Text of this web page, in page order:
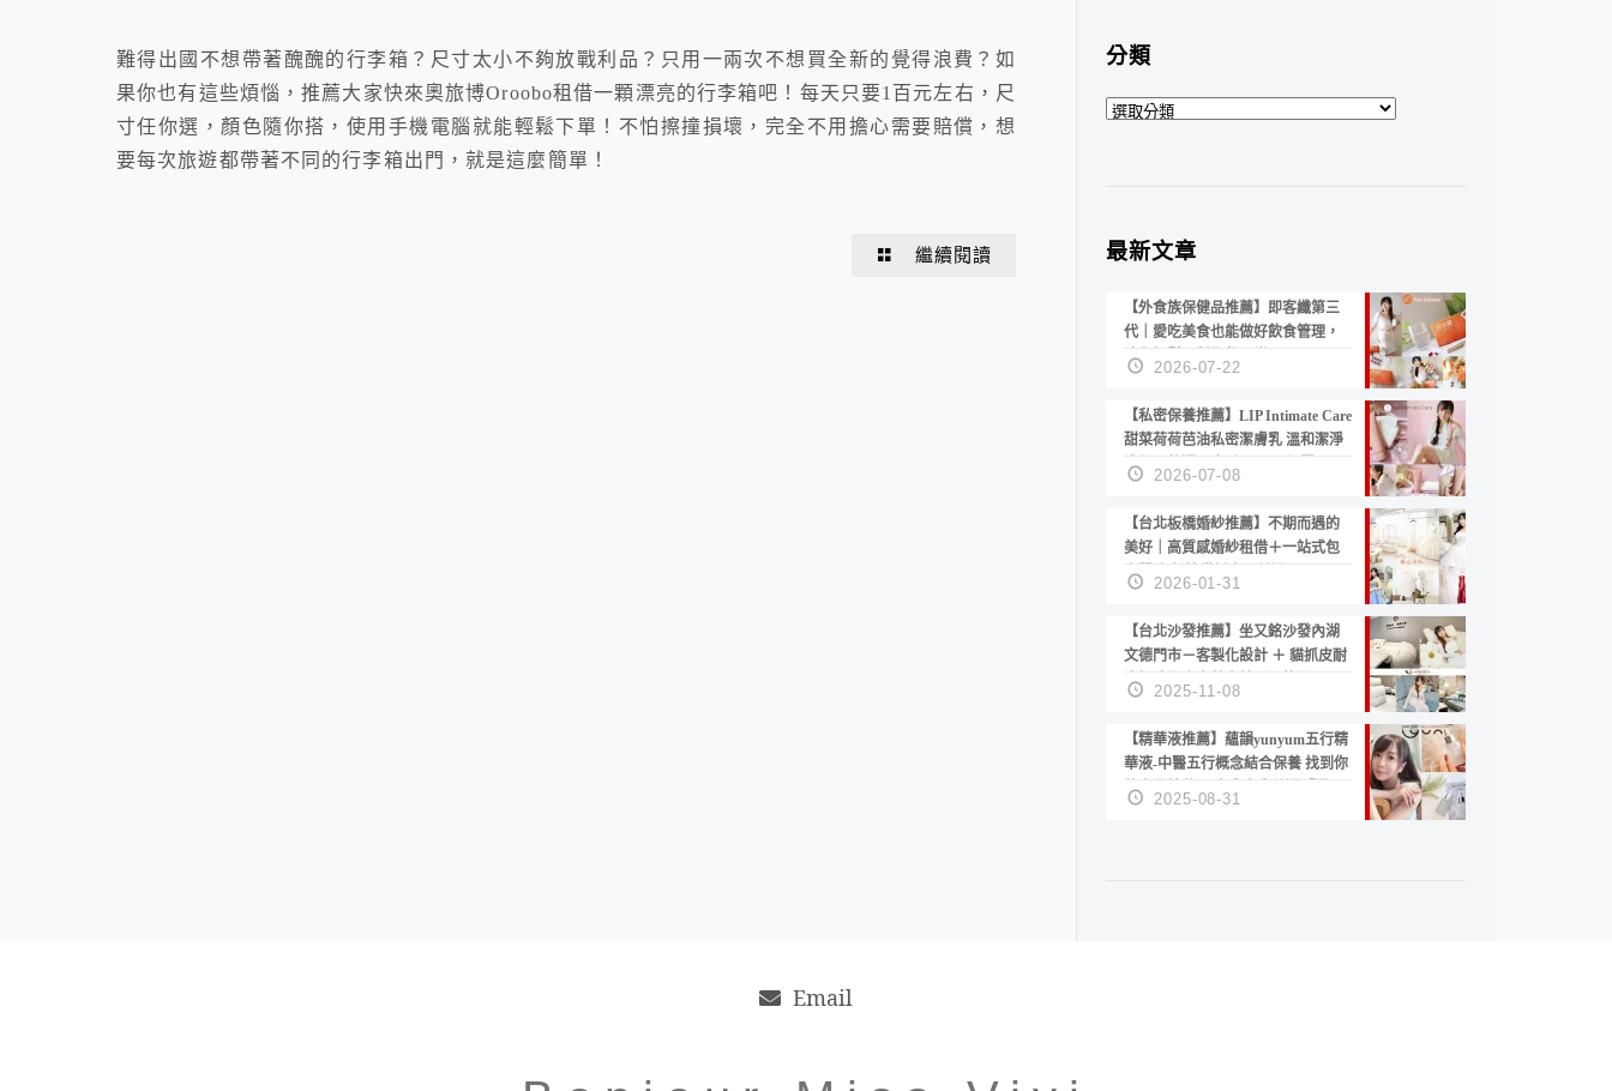
難得出國不想帶著醜醜的行李箱？尺寸太小不夠放戰利品？只用一兩次不想買全新的覺得浪費？如
果你也有這些煩惱，推薦大家快來奧旅博Oroobo租借一顆漂亮的行李箱吧！每天只要1百元左右，尺
寸任你選，顏色隨你搭，使用手機電腦就能輕鬆下單！不怕擦撞損壞，完全不用擔心需要賠償，想
要每次旅遊都帶著不同的行李箱出門，就是這麼簡單！
繼續閱讀
分類
分
最新文章
【外食族保健品推薦】即客纖第三
代｜愛吃美食也能做好飲食管理，
陪你輕鬆面對聚餐日常！
2026-07-22
【私密保養推薦】LIP Intimate Care
甜菜荷荷芭油私密潔膚乳 溫和潔淨
洗後不乾澀 不起泡反而更舒服！
2026-07-08
【台北板橋婚紗推薦】不期而遇的
美好｜高質感婚紗租借＋一站式包
套服務 新娘備婚省心首選！
2026-01-31
【台北沙發推薦】坐又銘沙發內湖
文德門市－客製化設計 ＋ 貓抓皮耐
磨好清潔｜直營直銷、價格透明
高CP值打造夢想居家風格
2025-11-08
【精華液推薦】蘊韻yunyum五行精
華液-中醫五行概念結合保養 找到你
的專屬精華！ 水㊀土㊀就選「潤・
賦精華」維持肌膚剛剛好的平衡
2025-08-31
Email